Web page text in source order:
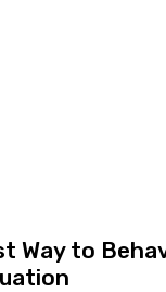
Way to